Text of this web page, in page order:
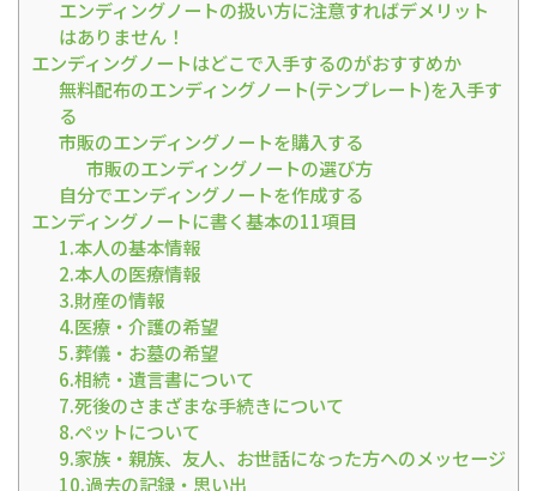
エンディングノートの扱い方に注意すればデメリット
はありません！
エンディングノートはどこで入手するのがおすすめか
無料配布のエンディングノート(テンプレート)を入手す
る
市販のエンディングノートを購入する
市販のエンディングノートの選び方
自分でエンディングノートを作成する
エンディングノートに書く基本の11項目
1.本人の基本情報
2.本人の医療情報
3.財産の情報
4.医療・介護の希望
5.葬儀・お墓の希望
6.相続・遺言書について
7.死後のさまざまな手続きについて
8.ペットについて
9.家族・親族、友人、お世話になった方へのメッセージ
10.過去の記録・思い出